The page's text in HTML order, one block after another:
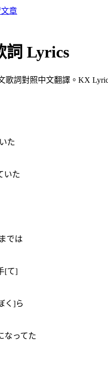
文章
詞 Lyrics
歌詞對照中文翻譯。KX
た
いた
では
[て]
く]ら
なってた